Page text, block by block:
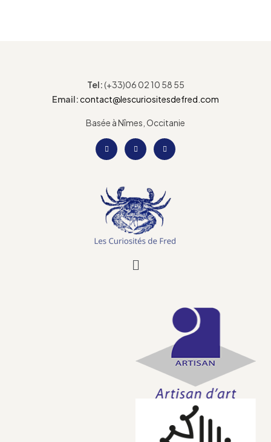
Tel:(+33)06 02 10 58 55
Email:contact@lescuriositesdefred.com
Basée à Nîmes, Occitanie